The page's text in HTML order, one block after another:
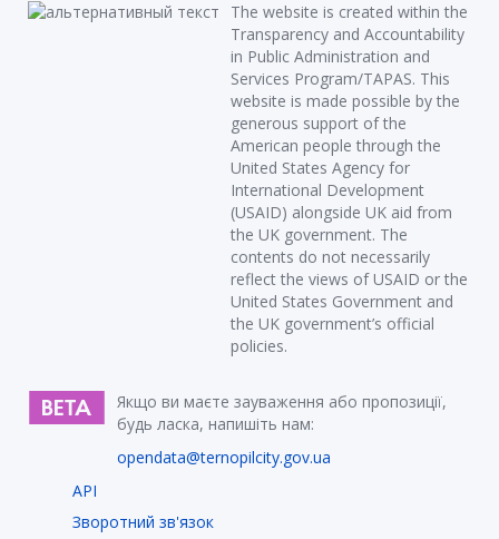
The website is created within the
Transparency and Accountability
in Public Administration and
Services Program/TAPAS. This
website is made possible by the
generous support of the
American people through the
United States Agency for
International Development
(USAID) alongside UK aid from
the UK government. The
contents do not necessarily
reflect the views of USAID or the
United States Government and
the UK government’s official
policies.
Якщо ви маєте зауваження або пропозиції,
будь ласка, напишіть нам:
opendata@ternopilcity.gov.ua
API
Зворотний зв'язок